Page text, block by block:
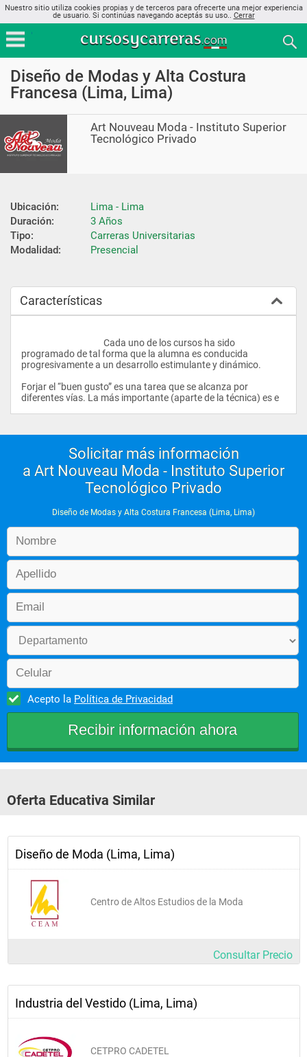
Nuestro sitio utiliza cookies propias y de terceros para ofrecerte una mejor experiencia
de usuario. Si continúas navegando aceptás su uso.. Cerrar
Diseño de Modas y Alta Costura
Francesa (Lima, Lima)
Art Nouveau Moda - Instituto Superior
Tecnológico Privado
Ubicación:
Lima - Lima
Duración:
3 Años
Tipo:
Carreras Universitarias
Modalidad:
Presencial
Características
programado de tal forma que la alumna es conducida
progresivamente a un desarrollo estimulante y dinámico.
Forjar el “buen gusto” es una tarea que se alcanza por
Solicitar más información
a Art Nouveau Moda - Instituto Superior
Tecnológico Privado
Diseño de Modas y Alta Costura Francesa (Lima, Lima)
Acepto la Política de Privacidad
Oferta Educativa Similar
Diseño de Moda (Lima, Lima)
Centro de Altos Estudios de la Moda
Consultar Precio
Industria del Vestido (Lima, Lima)
CETPRO CADETEL